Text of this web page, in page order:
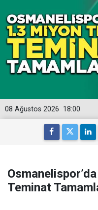
18:00
08 Ağustos 2026
Teminat